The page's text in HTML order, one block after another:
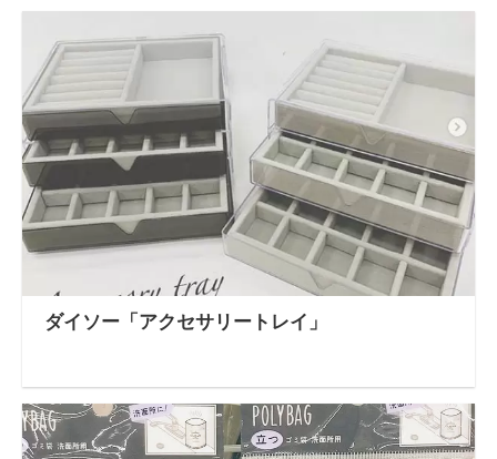
ト」7選
ダイソー「アクセサリートレイ」